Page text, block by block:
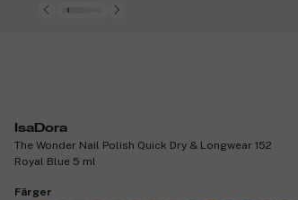
IsaDora
The Wonder Nail Polish Quick Dry & Longwear 152
Royal Blue 5 ml
Färger